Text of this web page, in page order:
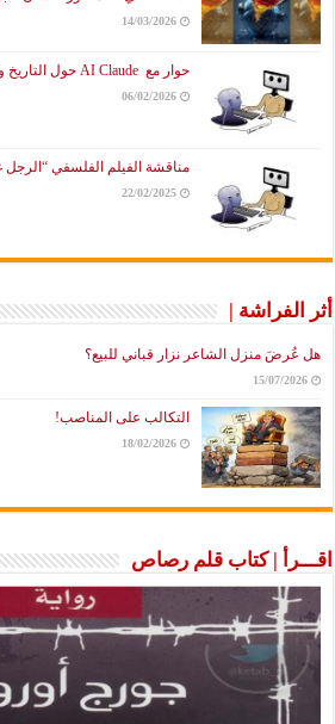
14/03/2026
06/02/2026
مناقشة الفيلم الفلسفي “الرجل غير
22/02/2025
|
منزل الشاعر نزار قباني للبيع؟
15/
التكالب على المناصب!
18/02/2026
| كتاب قلم رصاص